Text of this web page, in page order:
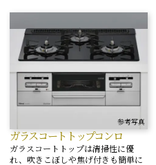
参考写真
ガラスコートトップコンロ
ガラスコートトップは清掃性に優
れ、吹きこぼしや焦げ付きも簡単に